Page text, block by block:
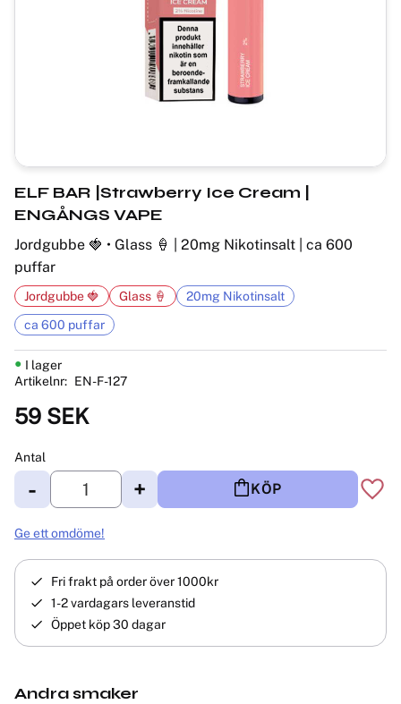
ELF BAR |Strawberry Ice Cream |
ENGÅNGS VAPE
Jordgubbe 🍓 • Glass 🍦 | 20mg Nikotinsalt | ca 600
puffar
59 SEK
Antal
+
- KÖP
I lager
Artikelnr
EN-F-127
Jordgubbe 🍓 Glass 🍦
20mg Nikotinsalt
ca 600 puffar
Ge ett omdöme!
Fri frakt på order över 1000kr
1-2 vardagars leveranstid
Öppet köp 30 dagar
Andra smaker